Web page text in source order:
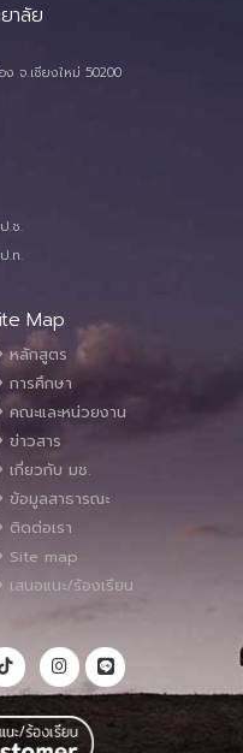
าลัย
จ.เชียงใหม่ 50200
.ช.
.ท.
Map
หลักสูตร
การศึกษา
คณะและหน่วยงาน
ข่าวสาร
เกี่ยวกับ มช.
ข้อมูลสาธารณะ
ติดต่อเรา
Site map
เสนอแนะ/ร้องเรียน